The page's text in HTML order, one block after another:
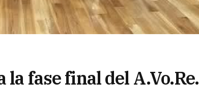
la fase final del A.Vo.Re.